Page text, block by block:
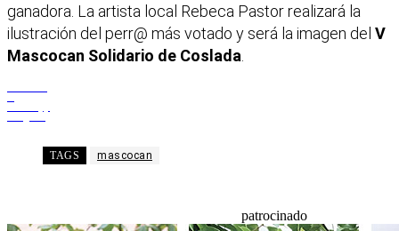
ganadora. La artista local Rebeca Pastor realizará la
ilustración del perr@ más votado y será la imagen del V
Mascocan Solidario de Coslada.
TAGS mascocan
patrocinado